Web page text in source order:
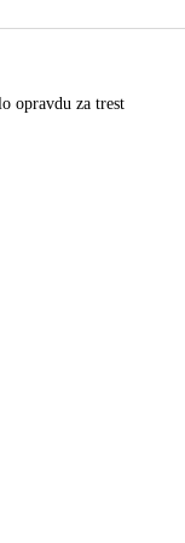
opravdu za trest